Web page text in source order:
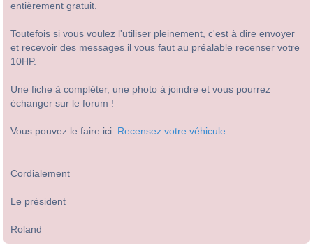
entièrement gratuit.
Toutefois si vous voulez l'utiliser pleinement, c'est à dire envoyer
et recevoir des messages il vous faut au préalable recenser votre
10HP.
Une fiche à compléter, une photo à joindre et vous pourrez
échanger sur le forum !
Vous pouvez le faire ici: Recensez votre véhicule
Cordialement
Le président
Roland